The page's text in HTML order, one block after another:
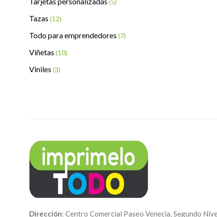
(5)
Tazas (12)
Todo para emprendedores (7)
Viñetas (10)
Viniles (3)
Dirección: Centro Comercial Paseo Venecia, Segundo